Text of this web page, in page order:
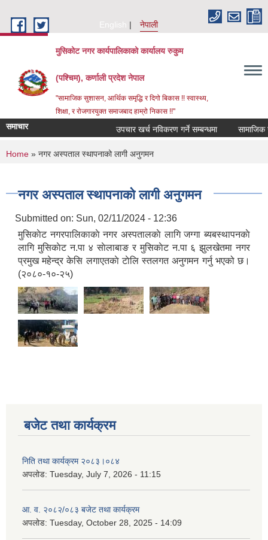
English
नेपाली
मुसिकोट नगर कार्यपालिकाको कार्यालय रुकुम
(पश्चिम), कर्णाली प्रदेश नेपाल
"सामाजिक सुशासन, आर्थिक समृद्धि र दिगो बिकास !! स्वास्थ्य,
शिक्षा, र रोजगारयुक्त समाजबाद हाम्रो निकास !!"
समाचार उपचार खर्च नविकरण गर्ने सम्बन्धमा
You are here
Home » नगर अस्पताल स्थापनाको लागी अनुगमन
नगर अस्पताल स्थापनाको लागी अनुगमन
Submitted on: Sun, 02/11/2024 - 12:36
मुसिकाेट नगरपालिकाकाे नगर अस्पतालकाे लागि जग्गा ब्यबस्थापनकाे
लागि मुसिकाेट न.पा ४ साेलाबाङ र मुसिकाेट न.पा ६ झुलखेतमा नगर
प्रमुख महेन्द्र केसि लगाएतकाे टाेलि स्तलगत अनुगमन गर्नु भएको छ।
(२०८०-१०-२५)
बजेट तथा कार्यक्रम
निति तथा कार्यक्रम २०८३।०८४
अपलोड: Tuesday, July 7, 2026 - 11:15
आ. व. २०८२/०८३ बजेट तथा कार्यक्रम
अपलोड: Tuesday, October 28, 2025 - 14:09